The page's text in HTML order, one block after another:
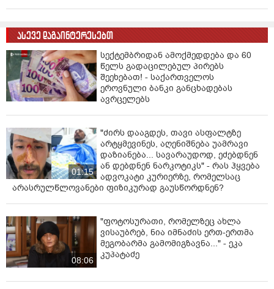
ასევე დაგაინტერესებთ
სექტემბრიდან ამოქმედდება და 60
წელს გადაცილებულ პირებს
შეეხებათ! - საქართველოს
ეროვნული ბანკი განცხადებას
ავრცელებს
01:15
"ძირს დააგდეს, თავი ასფალტზე
არტყმევინეს, აღენიშნება უამრავი
დაზიანება... სავარაუდოდ, ეძებდნენ
ან დებდნენ ნარკოტიკს" - რას ჰყვება
ადვოკატი კურიერზე, რომელსაც
არასრულწლოვანები ფიზიკურად გაუსწორდნენ?
08:06
"ფოტოსურათი, რომელზეც ახლა
ვისაუბრებ, ნია იმნაძის ერთ-ერთმა
მეგობარმა გამომიგზავნა..." - ეკა
კუპატაძე